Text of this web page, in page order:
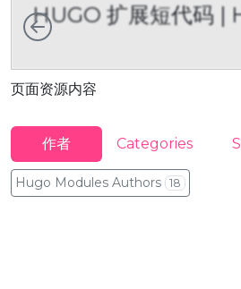
HUGO 扩展短代码 |
页面资源内容
向左
作者 Categories
Hugo Modules Authors 18